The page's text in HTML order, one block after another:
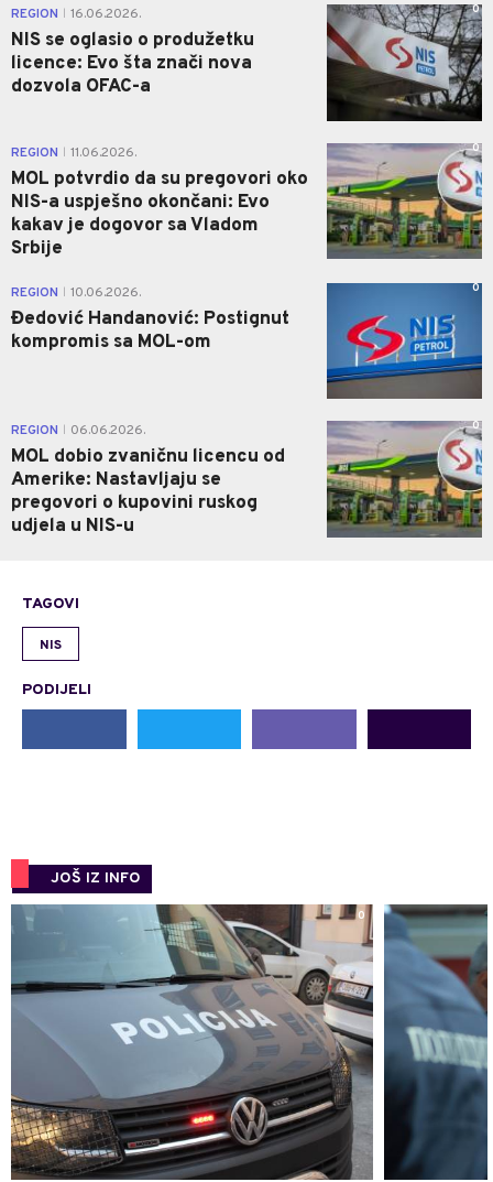
REGION 16.06.2026.
NIS se oglasio o produžetku
licence: Evo šta znači nova
dozvola OFAC-a
0
REGION 11.06.2026.
MOL potvrdio da su pregovori oko
NIS-a uspješno okončani: Evo
kakav je dogovor sa Vladom
Srbije
0
REGION 10.06.2026.
Đedović Handanović: Postignut
kompromis sa MOL-om
0
REGION 06.06.2026.
MOL dobio zvaničnu licencu od
Amerike: Nastavljaju se
pregovori o kupovini ruskog
udjela u NIS-u
0
TAGOVI
NIS
PODIJELI
JOŠ IZ INFO
0